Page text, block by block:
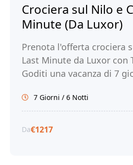
Crociera sul Nilo e
Minute (Da Luxor)
Prenota l'offerta crociera
Last Minute da Luxor con
Goditi una vacanza di 7
7 Giorni / 6 Notti
Da€1217